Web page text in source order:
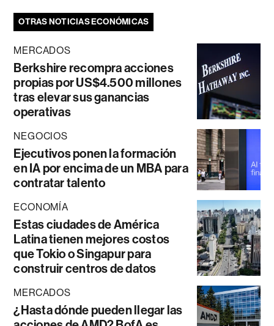
OTRAS NOTICIAS ECONÓMICAS
MERCADOS
Berkshire recompra acciones
propias por US$4.500 millones
tras elevar sus ganancias
operativas
NEGOCIOS
Ejecutivos ponen la formación
en IA por encima de un MBA para
contratar talento
ECONOMÍA
Estas ciudades de América
Latina tienen mejores costos
que Tokio o Singapur para
construir centros de datos
MERCADOS
¿Hasta dónde pueden llegar las